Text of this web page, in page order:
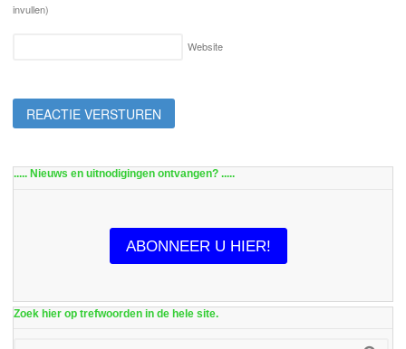
invullen)
Website
..... Nieuws en uitnodigingen ontvangen? .....
ABONNEER U HIER!
Zoek hier op trefwoorden in de hele site.